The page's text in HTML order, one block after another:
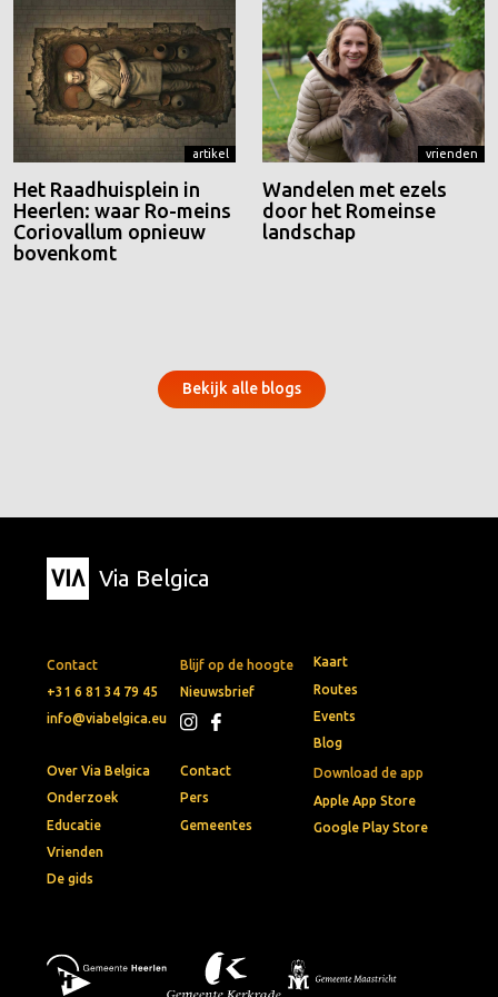
artikel
Het Raadhuisplein in
Heerlen: waar Ro-meins
Coriovallum opnieuw
bovenkomt
vrienden
Wandelen met ezels
door het Romeinse
landschap
Bekijk alle blogs
Via Belgica
Contact
+31 6 81 34 79 45
info@viabelgica.eu
Blijf op de hoogte
Nieuwsbrief
Download de app
Apple App Store
Google Play Store
Kaart
Routes
Events
Blog
Over Via Belgica
Onderzoek
Educatie
Vrienden
De gids
Contact
Pers
Gemeentes